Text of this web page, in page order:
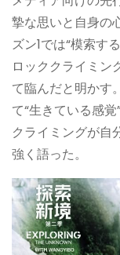
摯な思いと自身の
ズン1では“模索す
ロッククライミン
て臨んだと明かす
て“生きている感
クライミングが自
強く語った。